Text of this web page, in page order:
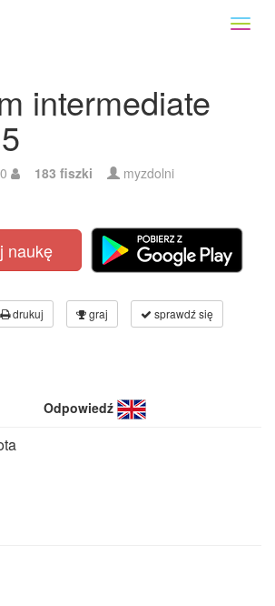
intermediate
0 183 fiszki myzdolni
naukę
drukuj graj sprawdź się
Odpowiedź